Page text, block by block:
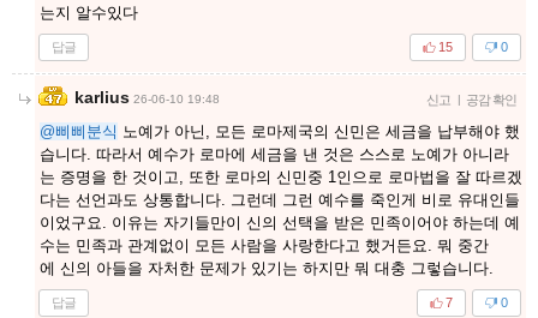
는지 알수있다
답글 0
15
karlius 26-06-10 19:48 신고 | 공감 확인
@삐삐분식 노예가 아닌, 모든 로마제국의 신민은 세금을 납부해야 했
습니다. 따라서 예수가 로마에 세금을 낸 것은 스스로 노예가 아니라
는 증명을 한 것이고, 또한 로마의 신민중 1인으로 로마법을 잘 따르겠
다는 선언과도 상통합니다. 그런데 그런 예수를 죽인게 비로 유대인들
이었구요. 이유는 자기들만이 신의 선택을 받은 민족이어야 하는데 예
수는 민족과 관계없이 모든 사람을 사랑한다고 했거든요. 뭐 중간
에 신의 아들을 자처한 문제가 있기는 하지만 뭐 대충 그렇습니다.
답글 0
7